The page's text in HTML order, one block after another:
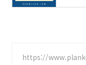
https://